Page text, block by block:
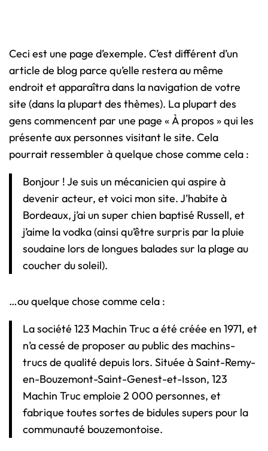
Ceci est une page d’exemple. C’est différent d’un
article de blog parce qu’elle restera au même
endroit et apparaîtra dans la navigation de votre
site (dans la plupart des thèmes). La plupart des
gens commencent par une page « À propos » qui les
présente aux personnes visitant le site. Cela
pourrait ressembler à quelque chose comme cela :
Bonjour ! Je suis un mécanicien qui aspire à
devenir acteur, et voici mon site. J’habite à
Bordeaux, j’ai un super chien baptisé Russell, et
j’aime la vodka (ainsi qu’être surpris par la pluie
soudaine lors de longues balades sur la plage au
coucher du soleil).
…ou quelque chose comme cela :
La société 123 Machin Truc a été créée en 1971, et
n’a cessé de proposer au public des machins-
trucs de qualité depuis lors. Située à Saint-Remy-
en-Bouzemont-Saint-Genest-et-Isson, 123
Machin Truc emploie 2 000 personnes, et
fabrique toutes sortes de bidules supers pour la
communauté bouzemontoise.